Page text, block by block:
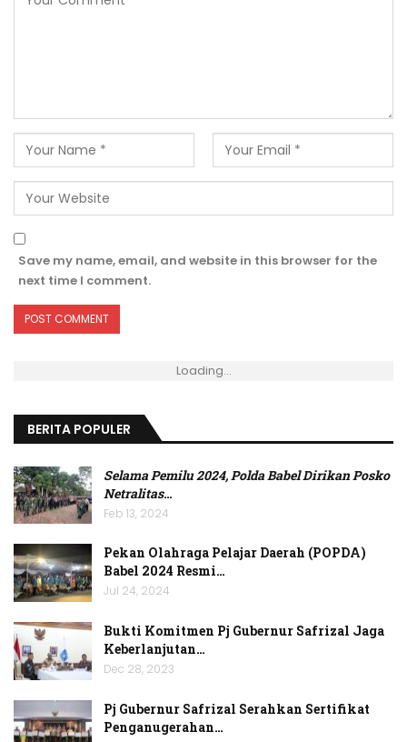
Save my name, email, and website in this browser for the
next time I comment.
Loading...
BERITA POPULER
Selama Pemilu 2024, Polda Babel Dirikan Posko
Netralitas…
Feb 13, 2024
Pekan Olahraga Pelajar Daerah (POPDA)
Babel 2024 Resmi…
Jul 24, 2024
Bukti Komitmen Pj Gubernur Safrizal Jaga
Keberlanjutan…
Dec 28, 2023
Pj Gubernur Safrizal Serahkan Sertifikat
Penganugerahan…